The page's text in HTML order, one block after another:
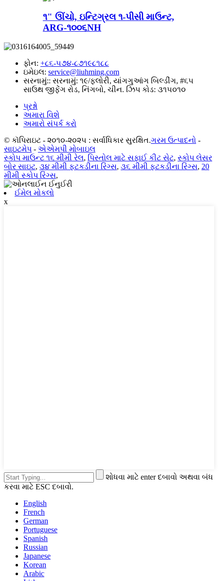
૧" ઊંચો, ઇન્ટિગ્રલ ૧-પીસી માઉન્ટ,
ARG-૧૦૦૬NH
ફોન: +૮૬-૫૭૪-૮૭૧૯૮૧૮૮
ઇમેઇલ: service@liuhming.com
સરનામું:: સરનામું: ૧૯/ફ્લોરી, યાંગગુઆંગ બિલ્ડીંગ, #૬૫
સાઉથ જીફેંગ રોડ, નિંગબો, ચીન. ઝિપ કોડ: ૩૧૫૦૧૦
પ્રશ્નો
અમારા વિશે
અમારો સંપર્ક કરો
© કૉપિરાઇટ - ૨૦૧૦-૨૦૨૫ : સર્વાધિકાર સુરક્ષિત.ગરમ ઉત્પાદનો -
સાઇટમેપ - એએમપી મોબાઇલ
સ્કોપ માઉન્ટ ૧૬ મીમી રેલ, પિસ્તોલ માટે સફાઈ કીટ સેટ, સ્કોપ લેસર
બોર સાઇટ, ૩૪ મીમી ફટકડીના રિંગ્સ, ૩૬ મીમી ફટકડીના રિંગ્સ, 20
મીમી સ્કોપ રિંગ્સ,
ઈમેલ મોકલો
x
શોધવા માટે enter દબાવો અથવા બંધ
કરવા માટે ESC દબાવો.
English
French
German
Portuguese
Spanish
Russian
Japanese
Korean
Arabic